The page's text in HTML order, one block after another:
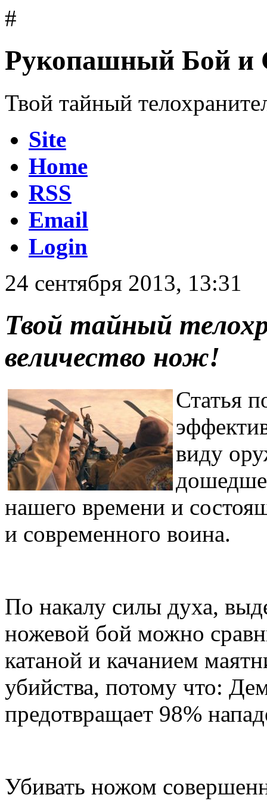
#
Рукопашный Бой и
Твой тайный
Site
Home
RSS
Email
Login
24 сентября 2013, 13:31
Твой тайный
величество нож!
Статья
виду
нашего времени и
и современного воина.
По накалу силы духа,
ножевой бой можно
катаной и качанием
убийства, потому что:
предотвращает 98%
Убивать ножом